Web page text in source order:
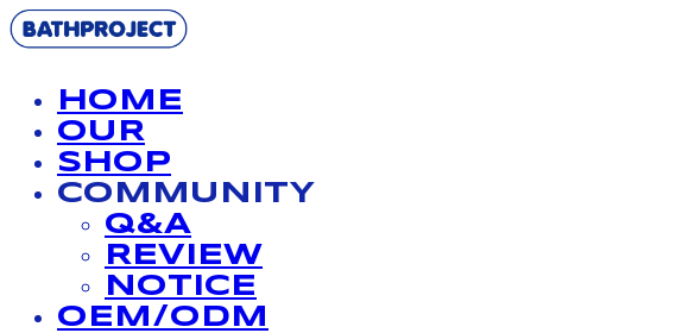
HOME
OUR
SHOP
COMMUNITY
Q&A
REVIEW
NOTICE
OEM/ODM